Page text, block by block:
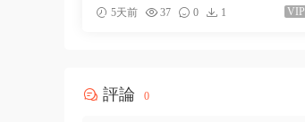
5天前 37 0 1 VIP
評論 0